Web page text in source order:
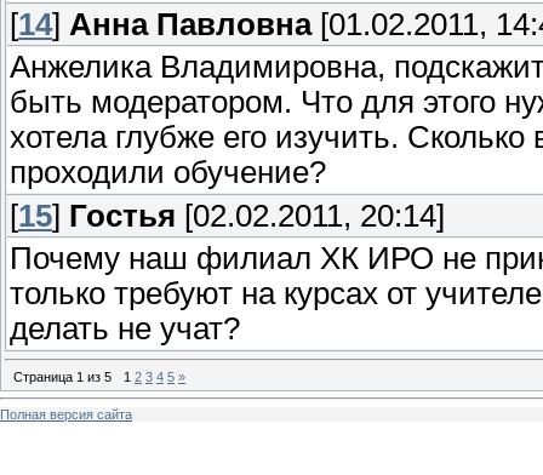
[14] Анна Павловна[01.02.2011,
Анжелика Владимировна,
быть модератором. Что для этого
хотела глубже его изучить.
проходили обучение?
[15] Гостья [02.02.2011, 20:14]
Почему наш филиал ХК ИРО не
только требуют на курсах от
делать не учат?
Страница 1 из 5 1 2 3 4 5 »
Полная версия сайта